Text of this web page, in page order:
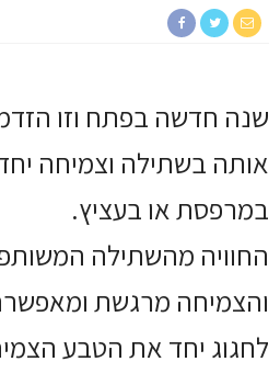
שנה חדשה בפתח וזו
אותה בשתילה וצמיחה
במרפסת או בעציץ.
החוויה מהשתילה
והצמיחה מרגשת
לחגוג יחד את הטבע